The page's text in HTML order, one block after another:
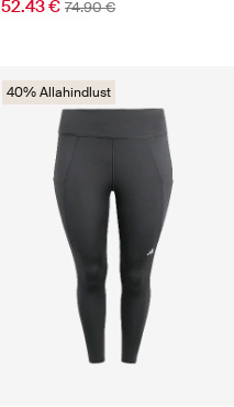
52.43 € 74.90 €
40% Allahindlust